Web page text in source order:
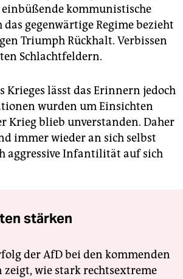
kommunistische
das gegenwärtige Regime bezieht
Triumph Rückhalt. Verbissen
Schlachtfeldern.
Krieges lässt das Erinnern jedoch
wurden um Einsichten
Krieg blieb unverstanden. Daher
immer wieder an sich selbst
aggressive Infantilität auf sich
stärken
der AfD bei den kommenden
zeigt, wie stark rechtsextreme